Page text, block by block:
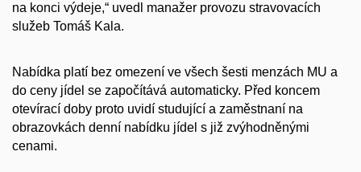
na konci výdeje,“ uvedl manažer provozu stravovacích
služeb Tomáš Kala.
Nabídka platí bez omezení ve všech šesti menzách MU a
do ceny jídel se započítává automaticky. Před koncem
otevírací doby proto uvidí studující a zaměstnaní na
obrazovkách denní nabídku jídel s již zvýhodněnými
cenami.